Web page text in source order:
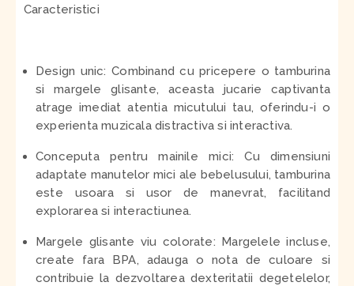
Caracteristici
Design unic: Combinand cu pricepere o tamburina
si margele glisante, aceasta jucarie captivanta
atrage imediat atentia micutului tau, oferindu-i o
experienta muzicala distractiva si interactiva.
Conceputa pentru mainile mici: Cu dimensiuni
adaptate manutelor mici ale bebelusului, tamburina
este usoara si usor de manevrat, facilitand
explorarea si interactiunea.
Margele glisante viu colorate: Margelele incluse,
create fara BPA, adauga o nota de culoare si
contribuie la dezvoltarea dexteritatii degetelelor,